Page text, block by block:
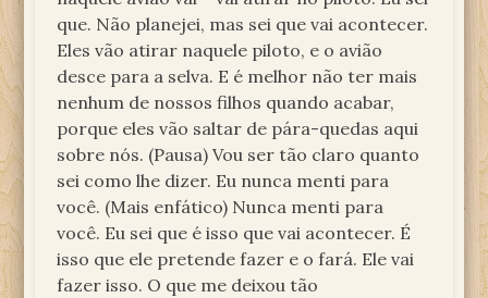
que. Não planejei, mas sei que vai acontecer.
Eles vão atirar naquele piloto, e o avião
desce para a selva. E é melhor não ter mais
nenhum de nossos filhos quando acabar,
porque eles vão saltar de pára-quedas aqui
sobre nós. (Pausa) Vou ser tão claro quanto
sei como lhe dizer. Eu nunca menti para
você. (Mais enfático) Nunca menti para
você. Eu sei que é isso que vai acontecer. É
isso que ele pretende fazer e o fará. Ele vai
fazer isso. O que me deixou tão